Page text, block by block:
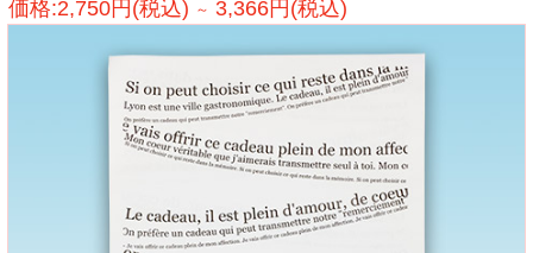
価格:2,750円(税込) ～ 3,366円(税込)